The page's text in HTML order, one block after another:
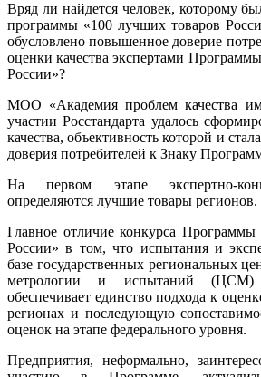
Вряд ли найдется человек, которому
программы «100 лучших товаров
обусловлено повышенное доверие
оценки качества экспертами
России»?
МОО «Академия проблем качества
участии Росстандарта удалось
качества, объективность которой и
доверия потребителей к Знаку
На первом этапе экспертно-
определяются лучшие товары регионов.
Главное отличие конкурса
России» в том, что испытания и
базе государственных региональных
метрологии и испытаний (ЦCM)
обеспечивает единство подхода к
регионах и последующую
оценок на этапе федерального уровня.
Предприятия, неформально,